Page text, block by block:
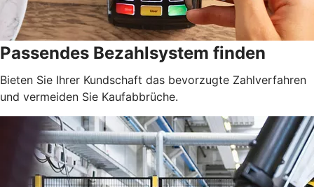
Passendes Bezahlsystem finden
Bieten Sie Ihrer Kundschaft das bevorzugte Zahlverfahren
und vermeiden Sie Kaufabbrüche.